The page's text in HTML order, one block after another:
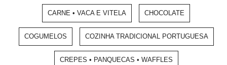
CARNE • VACA E VITELA CHOCOLATE
COGUMELOS COZINHA TRADICIONAL PORTUGUESA
CREPES • PANQUECAS • WAFFLES